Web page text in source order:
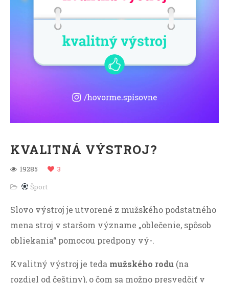
KVALITNÁ VÝSTROJ?
19285
3
Šport
Slovo výstroj je utvorené z mužského podstatného
mena stroj v staršom význame „oblečenie, spôsob
obliekania“ pomocou predpony vý-.
Kvalitný výstroj je teda mužského rodu (na
rozdiel od češtiny), o čom sa možno presvedčiť v